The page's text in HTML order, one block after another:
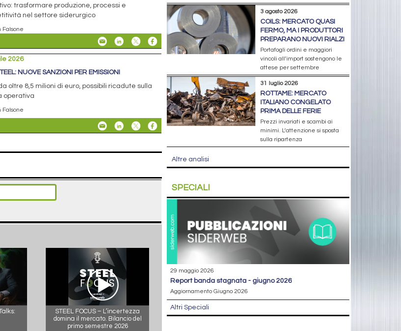
trasformare produzione, processi e
nel settore siderurgico
Falsone
2026
NUOVE SANZIONI PER EMISSIONI
oltre 8,5 milioni di euro, possibili ricadute sulla
operativa
Falsone
STEEL FOCUS – L’incertezza
domina il mercato. Bilancio del
primo semestre 2026
3 agosto 2026
COILS: MERCATO QUASI
FERMO, MA I PRODUTTORI
PREPARANO NUOVI RIALZI
Portafogli ordini e maggiori
vincoli all’import sostengono le
attese per settembre
31 luglio 2026
ROTTAME: MERCATO
ITALIANO CONGELATO
PRIMA DELLE FERIE
Prezzi invariati e scambi ai
minimi. L’attenzione si sposta
sulla ripartenza
Altre analisi
SPECIALI
29 maggio 2026
report banda stagnata - giugno 2026
Aggiornamento Giugno 2026
Altri Speciali